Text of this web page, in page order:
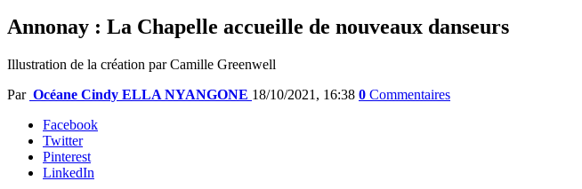
Annonay : La Chapelle accueille de nouveaux danseurs
Illustration de la création par Camille Greenwell
Par Océane Cindy ELLA NYANGONE 18/10/2021, 16:38 0 Commentaires
Facebook
Twitter
Pinterest
LinkedIn